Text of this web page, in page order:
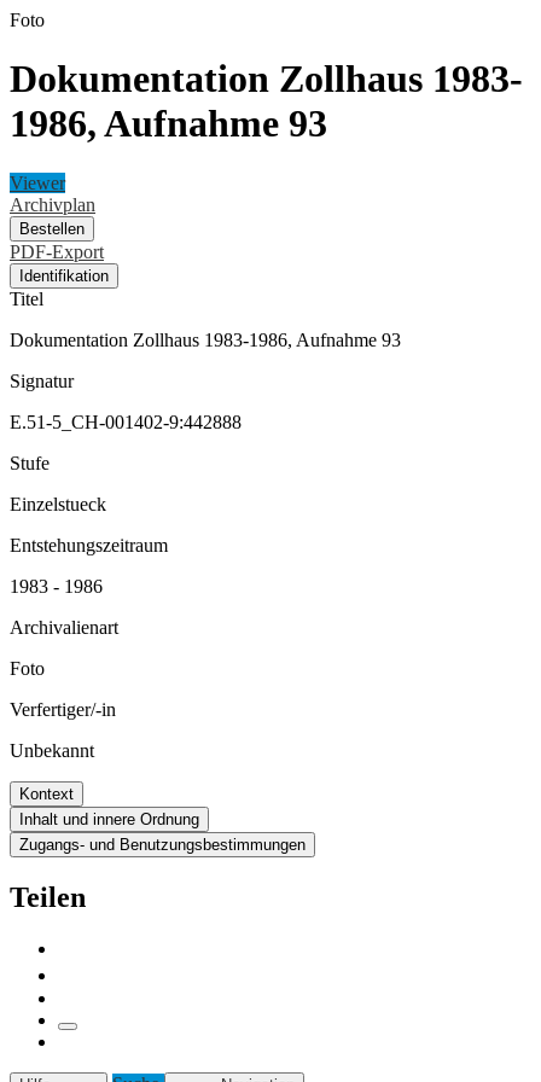
Foto
Dokumentation Zollhaus 1983-
1986, Aufnahme 93
Viewer
Archivplan
Bestellen
PDF-Export
Identifikation
Titel
Dokumentation Zollhaus 1983-1986, Aufnahme 93
Signatur
E.51-5_CH-001402-9:442888
Stufe
Einzelstueck
Entstehungszeitraum
1983 - 1986
Archivalienart
Foto
Verfertiger/-in
Unbekannt
Kontext
Inhalt und innere Ordnung
Zugangs- und Benutzungsbestimmungen
Teilen